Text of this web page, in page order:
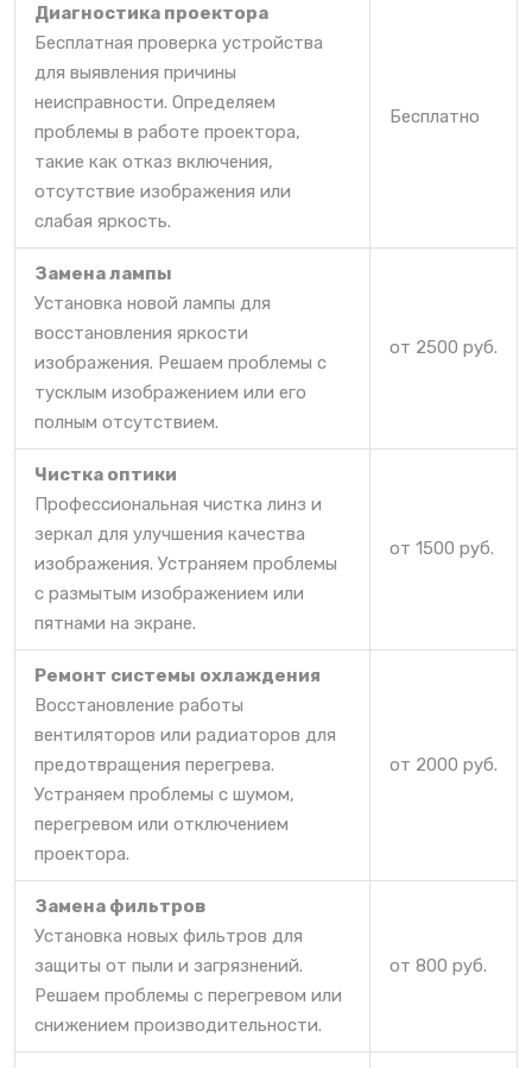
Диагностика проектора
Бесплатная проверка устройства
для выявления причины
неисправности. Определяем
проблемы в работе проектора,
такие как отказ включения,
отсутствие изображения или
слабая яркость.
Бесплатно
Замена лампы
Установка новой лампы для
восстановления яркости
изображения. Решаем проблемы с
тусклым изображением или его
полным отсутствием.
от 2500 руб.
Чистка оптики
Профессиональная чистка линз и
зеркал для улучшения качества
изображения. Устраняем проблемы
с размытым изображением или
пятнами на экране.
от 1500 руб.
Ремонт системы охлаждения
Восстановление работы
вентиляторов или радиаторов для
предотвращения перегрева.
Устраняем проблемы с шумом,
перегревом или отключением
проектора.
от 2000 руб.
Замена фильтров
Установка новых фильтров для
защиты от пыли и загрязнений.
Решаем проблемы с перегревом или
снижением производительности.
от 800 руб.